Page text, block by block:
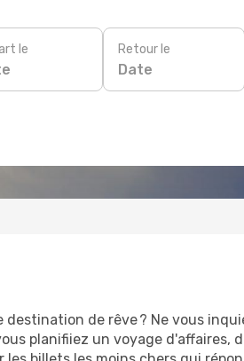
le Retour le
Date
de rêve ? Ne vous
planifiiez un voyage d'affaires,